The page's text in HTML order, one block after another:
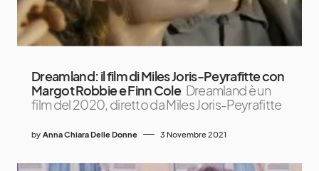
Dreamland: il film di Miles Joris-Peyrafitte con
Margot Robbie e Finn Cole Dreamland è un
film del 2020, diretto da Miles Joris-Peyrafitte
by Anna Chiara Delle Donne 3 Novembre 2021